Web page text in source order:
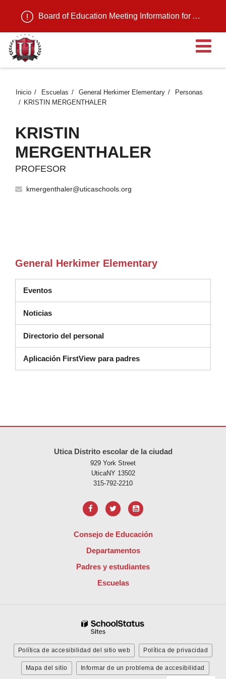
Board of Education Meeting Information for August 11, 2026
Inicio Escuelas General Herkimer Elementary
Personas
KRISTIN MERGENTHALER
KRISTIN
MERGENTHALER
PROFESOR
kmergenthaler@uticaschools.org
General Herkimer Elementary
Eventos
Noticias
Directorio del personal
Aplicación FirstView para padres
Utica Distrito escolar de la ciudad
929 York Street
UticaNY 13502
315-792-2210
Consejo de Educación
Departamentos
Padres y estudiantes
Escuelas
Política de accesibilidad del sitio web Política de privacidad
Mapa del sitio Informar de un problema de accesibilidad